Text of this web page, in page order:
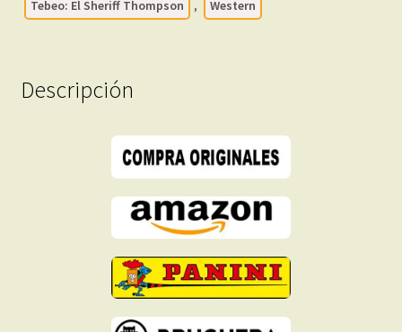
Formato
Tebeo: El Sheriff Thompson , Western
Descripción